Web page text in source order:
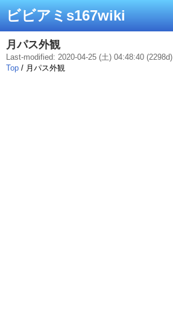
ビビアミs167wiki
月パス外観
Last-modified: 2020-04-25 (土) 04:48:40 (2298d)
Top / 月パス外観